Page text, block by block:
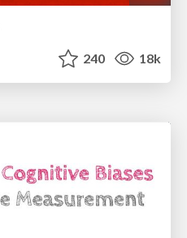
240 18k